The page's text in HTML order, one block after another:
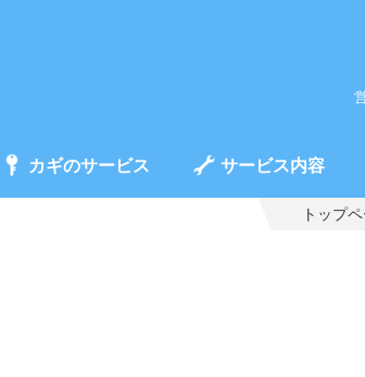
カギのサービス サービス内容
トップ